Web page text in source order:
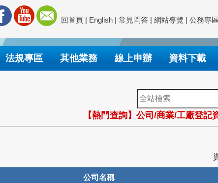
回首頁 | English | 常見問答 | 網站導覽 | 公務專區
法規專區 其他業務 線上申辦 資料下載
全
站
檢
索
【熱門查詢】公司/商業/工廠登記
公司名稱